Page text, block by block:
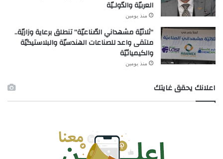
العربيّة والدّولـيّة
منذ يومين
“ثلاثيّة مشهداني الصّناعيّة” تنطلق برعاية وزاريّة..
ملتقى واعد للصناعات الهندسيّة والبلاستيكيّة
والكيميائيّة
منذ يومين
اعلانك يحقق غايتك